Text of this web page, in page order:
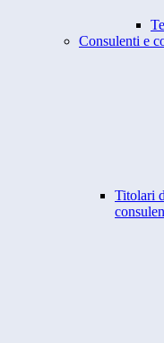
Consulenti e
Titolari